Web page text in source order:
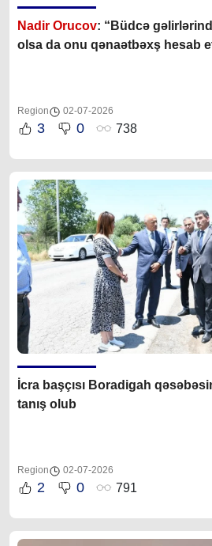
Nadir Orucov: “Büdcə
olsa da onu qənaətbəxş hesab
Region 02-07-2026
3 0 738
İcra başçısı Boradigah
tanış olub
Region 02-07-2026
2 0 791